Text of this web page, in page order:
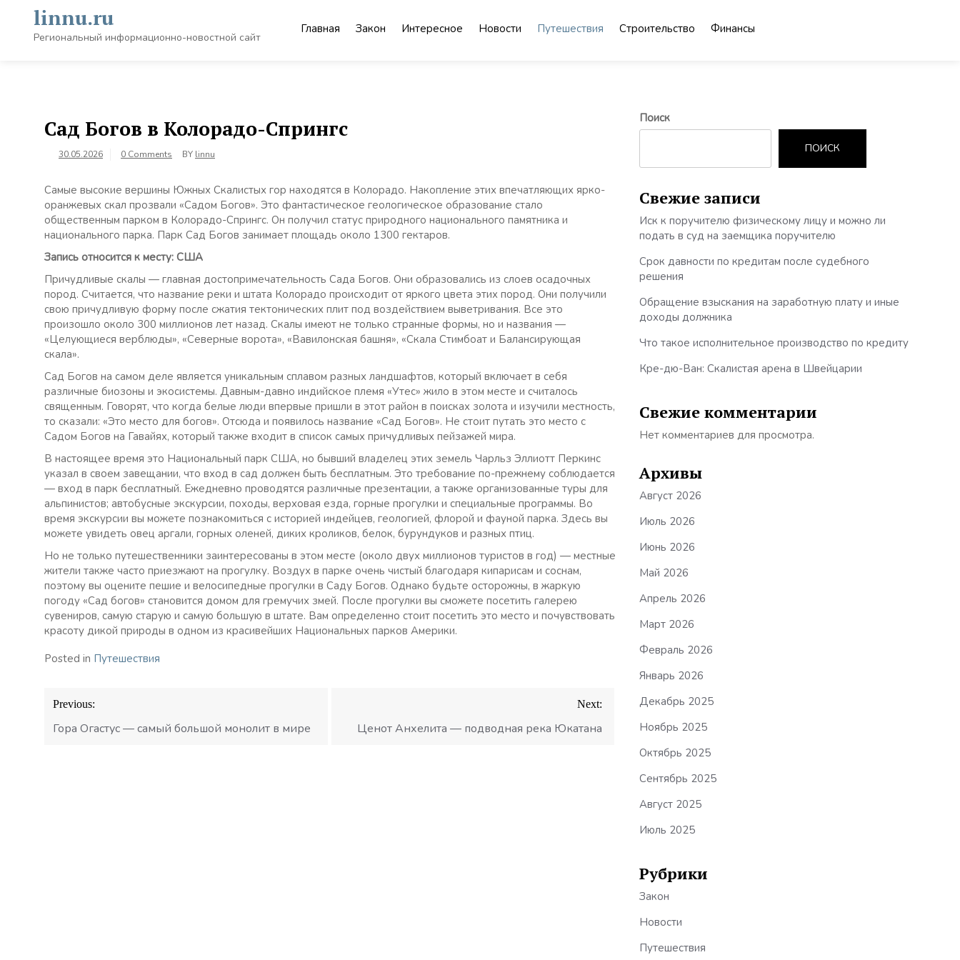
content
linnu.ru
Региональный информационно-новостной сайт
Главная Закон Интересное Новости Путешествия Строительство Финансы
Сад Богов в Колорадо-Спрингс
30.05.2026 0 Comments BY linnu
Самые высокие вершины Южных Скалистых гор находятся в Колорадо. Накопление этих впечатляющих ярко-
оранжевых скал прозвали «Садом Богов». Это фантастическое геологическое образование стало
общественным парком в Колорадо-Спрингс. Он получил статус природного национального памятника и
национального парка. Парк Сад Богов занимает площадь около 1300 гектаров.
Запись относится к месту: США
Причудливые скалы — главная достопримечательность Сада Богов. Они образовались из слоев осадочных
пород. Считается, что название реки и штата Колорадо происходит от яркого цвета этих пород. Они получили
свою причудливую форму после сжатия тектонических плит под воздействием выветривания. Все это
произошло около 300 миллионов лет назад. Скалы имеют не только странные формы, но и названия —
«Целующиеся верблюды», «Северные ворота», «Вавилонская башня», «Скала Стимбоат и Балансирующая
скала».
Сад Богов на самом деле является уникальным сплавом разных ландшафтов, который включает в себя
различные биозоны и экосистемы. Давным-давно индийское племя «Утес» жило в этом месте и считалось
священным. Говорят, что когда белые люди впервые пришли в этот район в поисках золота и изучили местность,
то сказали: «Это место для богов». Отсюда и появилось название «Сад Богов». Не стоит путать это место с
Садом Богов на Гавайях, который также входит в список самых причудливых пейзажей мира.
В настоящее время это Национальный парк США, но бывший владелец этих земель Чарльз Эллиотт Перкинс
указал в своем завещании, что вход в сад должен быть бесплатным. Это требование по-прежнему соблюдается
— вход в парк бесплатный. Ежедневно проводятся различные презентации, а также организованные туры для
альпинистов; автобусные экскурсии, походы, верховая езда, горные прогулки и специальные программы. Во
время экскурсии вы можете познакомиться с историей индейцев, геологией, флорой и фауной парка. Здесь вы
можете увидеть овец аргали, горных оленей, диких кроликов, белок, бурундуков и разных птиц.
Но не только путешественники заинтересованы в этом месте (около двух миллионов туристов в год) — местные
жители также часто приезжают на прогулку. Воздух в парке очень чистый благодаря кипарисам и соснам,
поэтому вы оцените пешие и велосипедные прогулки в Саду Богов. Однако будьте осторожны, в жаркую
погоду «Сад богов» становится домом для гремучих змей. После прогулки вы сможете посетить галерею
сувениров, самую старую и самую большую в штате. Вам определенно стоит посетить это место и почувствовать
красоту дикой природы в одном из красивейших Национальных парков Америки.
Posted in Путешествия
Навигация
по
записям
Previous:
Гора Огастус — самый большой монолит в мире
Next:
Ценот Анхелита — подводная река Юкатана
Поиск
ПОИСК
Свежие записи
Иск к поручителю физическому лицу и можно ли
подать в суд на заемщика поручителю
Срок давности по кредитам после судебного
решения
Обращение взыскания на заработную плату и иные
доходы должника
Что такое исполнительное производство по кредиту
Кре-дю-Ван: Скалистая арена в Швейцарии
Свежие комментарии
Нет комментариев для просмотра.
Архивы
Август 2026
Июль 2026
Июнь 2026
Май 2026
Апрель 2026
Март 2026
Февраль 2026
Январь 2026
Декабрь 2025
Ноябрь 2025
Октябрь 2025
Сентябрь 2025
Август 2025
Июль 2025
Рубрики
Закон
Новости
Путешествия